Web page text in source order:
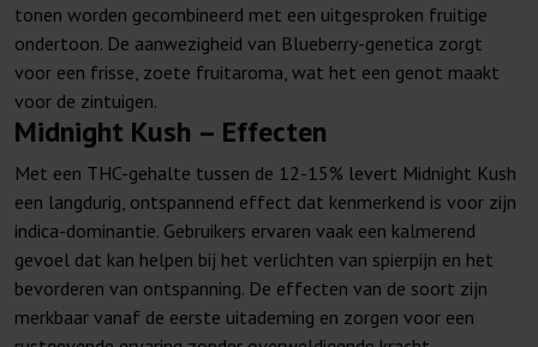
tonen worden gecombineerd met een uitgesproken fruitige
ondertoon. De aanwezigheid van Blueberry-genetica zorgt
voor een frisse, zoete fruitaroma, wat het een genot maakt
voor de zintuigen.
Midnight Kush – Effecten
Met een THC-gehalte tussen de 12-15% levert Midnight Kush
een langdurig, ontspannend effect dat kenmerkend is voor zijn
indica-dominantie. Gebruikers ervaren vaak een kalmerend
gevoel dat kan helpen bij het verlichten van spierpijn en het
bevorderen van ontspanning. De effecten van de soort zijn
merkbaar vanaf de eerste uitademing en zorgen voor een